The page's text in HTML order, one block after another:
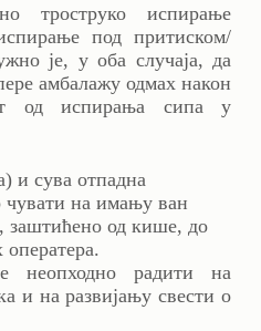
троструко испирање
под притиском/
је, у оба случаја, да
амбалажу одмах након
од испирања сипа у
и сува отпадна
чувати на имању ван
заштићено од кише, до
неопходно радити на
и на развијању свести о